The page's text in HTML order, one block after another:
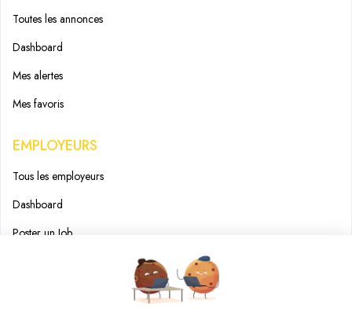
Toutes les annonces
Dashboard
Mes alertes
Mes favoris
EMPLOYEURS
Tous les employeurs
Dashboard
Poster un Job